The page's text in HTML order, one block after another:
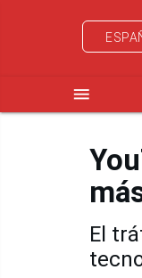
menu
El